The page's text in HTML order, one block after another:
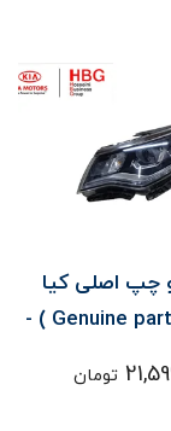
چپ اصلی کیا
موتورز ( Genuine parts ) -
تومان